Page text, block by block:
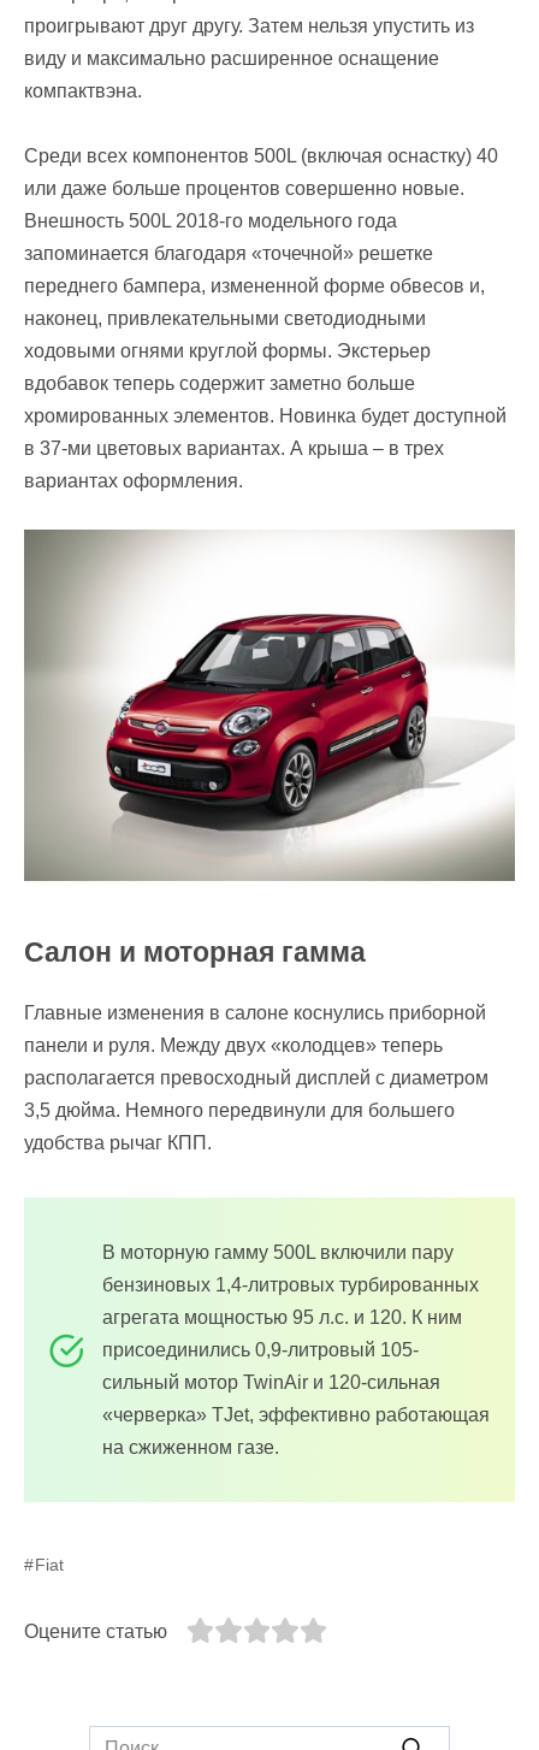
проигрывают друг другу. Затем нельзя упустить из
виду и максимально расширенное оснащение
компактвэна.
Среди всех компонентов 500L (включая оснастку) 40
или даже больше процентов совершенно новые.
Внешность 500L 2018-го модельного года
запоминается благодаря «точечной» решетке
переднего бампера, измененной форме обвесов и,
наконец, привлекательными светодиодными
ходовыми огнями круглой формы. Экстерьер
вдобавок теперь содержит заметно больше
хромированных элементов. Новинка будет доступной
в 37-ми цветовых вариантах. А крыша – в трех
вариантах оформления.
Салон и моторная гамма
Главные изменения в салоне коснулись приборной
панели и руля. Между двух «колодцев» теперь
располагается превосходный дисплей с диаметром
3,5 дюйма. Немного передвинули для большего
удобства рычаг КПП.
В моторную гамму 500L включили пару
бензиновых 1,4-литровых турбированных
агрегата мощностью 95 л.с. и 120. К ним
присоединились 0,9-литровый 105-
сильный мотор TwinAir и 120-сильная
«черверка» TJet, эффективно работающая
на сжиженном газе.
Fiat
Оцените статью
Search